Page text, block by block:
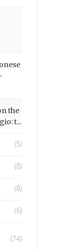
the
t...
(5)
(8)
(8)
(6)
(74)